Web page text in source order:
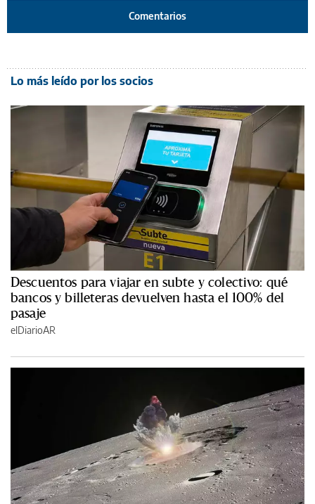
Comentarios
Lo más leído por los socios
Descuentos para viajar en subte y colectivo: qué
bancos y billeteras devuelven hasta el 100% del
pasaje
elDiarioAR